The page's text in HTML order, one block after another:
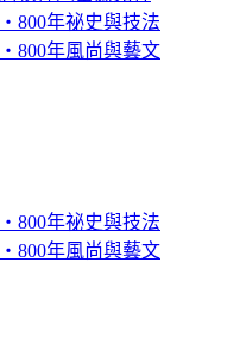
年祕史與技法
年風尚與藝文
年祕史與技法
年風尚與藝文